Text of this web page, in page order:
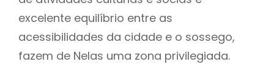
excelente equilíbrio entre as
acessibilidades da cidade e o sossego,
fazem de Nelas uma zona privilegiada.